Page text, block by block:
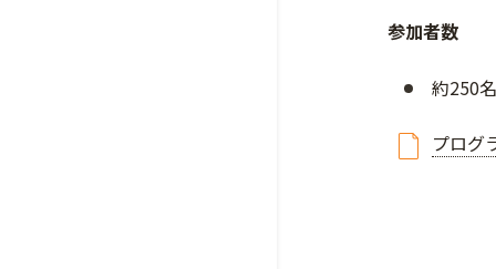
参加者数
約250名
プログ